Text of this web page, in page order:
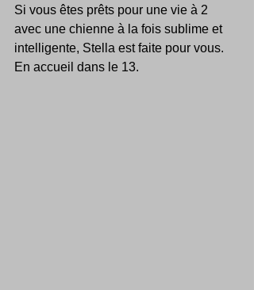
Si vous êtes prêts pour une vie à 2
avec une chienne à la fois sublime et
intelligente, Stella est faite pour vous.
En accueil dans le 13.